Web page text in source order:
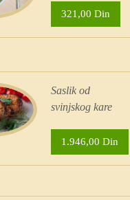
321,00 Din
Saslik od
svinjskog kare
1.946,00 Din